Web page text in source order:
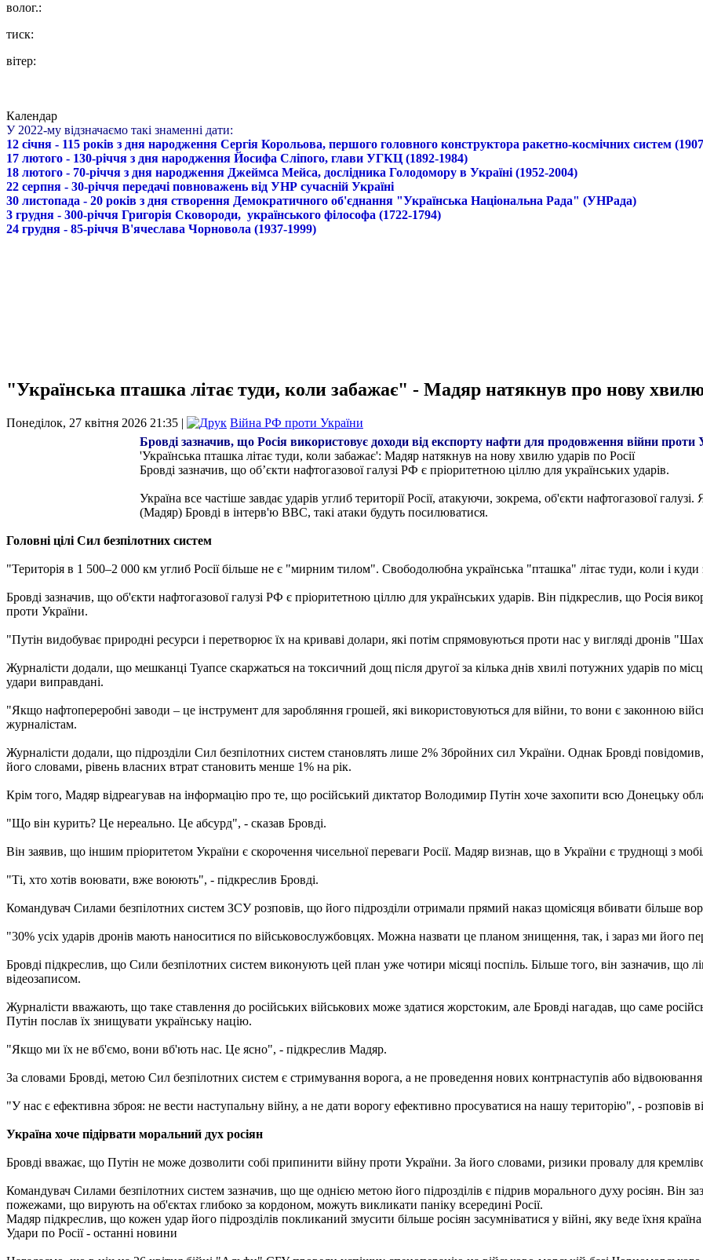
волог.:
тиск:
вітер:
Календар
У 2022-му відзначаємо такі знаменні дати:
12 січня - 115 років з дня народження Сергія Корольова, першого головного конструктора ракетно-космічних систем
17 лютого - 130-річчя з дня народження Йосифа Сліпого, глави УГКЦ (1892-1984)
18 лютого - 70-річчя з дня народження Джеймса Мейса, дослідника Голодомору в Україні (1952-2004)
22 серпня - 30-річчя передачі повноважень від УНР сучасній Україні
30 листопада - 20 років з дня створення Демократичного об'єднання "Українська Національна Рада" (УНРада)
3 грудня - 300-річчя Григорія Сковороди, українського філософа (1722-1794)
24 грудня - 85-річчя В'ячеслава Чорновола (1937-1999)
"Українська пташка літає туди, коли забажає" - Мадяр натякнув про нову
Понеділок, 27 квітня 2026 21:35 |
Війна РФ проти України
Бровді зазначив, що Росія використовує доходи від експорту нафти для продовження війни проти
'Українська пташка літає туди, коли забажає': Мадяр натякнув на нову хвилю ударів по Росії
Бровді зазначив, що об’єкти нафтогазової галузі РФ є пріоритетною ціллю для українських ударів.
Україна все частіше завдає ударів углиб території Росії, атакуючи, зокрема, об'єкти нафтогазової
(Мадяр) Бровді в інтерв'ю BBC, такі атаки будуть посилюватися.
Головні цілі Сил безпілотних систем
"Територія в 1 500–2 000 км углиб Росії більше не є "мирним тилом". Свободолюбна українська "пташка" літає туди, коли і
Бровді зазначив, що об'єкти нафтогазової галузі РФ є пріоритетною ціллю для українських ударів. Він підкреслив, що Росія
проти України.
"Путін видобуває природні ресурси і перетворює їх на криваві долари, які потім спрямовуються проти нас у вигляді дронів
Журналісти додали, що мешканці Туапсе скаржаться на токсичний дощ після другої за кілька днів хвилі потужних ударів по
удари виправдані.
"Якщо нафтопереробні заводи – це інструмент для заробляння грошей, які використовуються для війни, то вони є законною
журналістам.
Журналісти додали, що підрозділи Сил безпілотних систем становлять лише 2% Збройних сил України. Однак Бровді
його словами, рівень власних втрат становить менше 1% на рік.
Крім того, Мадяр відреагував на інформацію про те, що російський диктатор Володимир Путін хоче захопити всю Донецьку
"Що він курить? Це нереально. Це абсурд", - сказав Бровді.
Він заявив, що іншим пріоритетом України є скорочення чисельної переваги Росії. Мадяр визнав, що в України є труднощі з
"Ті, хто хотів воювати, вже воюють", - підкреслив Бровді.
Командувач Силами безпілотних систем ЗСУ розповів, що його підрозділи отримали прямий наказ щомісяця вбивати більше
"30% усіх ударів дронів мають наноситися по військовослужбовцях. Можна назвати це планом знищення, так, і зараз ми його
Бровді підкреслив, що Сили безпілотних систем виконують цей план уже чотири місяці поспіль. Більше того, він зазначив, що
відеозаписом.
Журналісти вважають, що таке ставлення до російських військових може здатися жорстоким, але Бровді нагадав, що саме
Путін послав їх знищувати українську націю.
"Якщо ми їх не вб'ємо, вони вб'ють нас. Це ясно", - підкреслив Мадяр.
За словами Бровді, метою Сил безпілотних систем є стримування ворога, а не проведення нових контрнаступів або
"У нас є ефективна зброя: не вести наступальну війну, а не дати ворогу ефективно просуватися на нашу територію", - розповів
Україна хоче підірвати моральний дух росіян
Бровді вважає, що Путін не може дозволити собі припинити війну проти України. За його словами, ризики провалу для
Командувач Силами безпілотних систем зазначив, що ще однією метою його підрозділів є підрив морального духу росіян. Він
пожежами, що вирують на об'єктах глибоко за кордоном, можуть викликати паніку всередині Росії.
Мадяр підкреслив, що кожен удар його підрозділів покликаний змусити більше росіян засумніватися у війні, яку веде їхня
Удари по Росії - останні новини